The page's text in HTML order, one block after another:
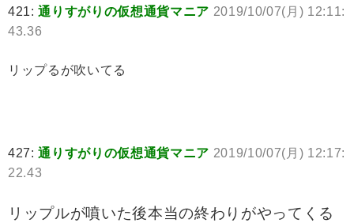
421:通りすがりの仮想通貨マニア 2019/10/07(月) 12:11:
43.36
リップるが吹いてる
427:通りすがりの仮想通貨マニア 2019/10/07(月) 12:17:
22.43
リップルが噴いた後本当の終わりがやってくる